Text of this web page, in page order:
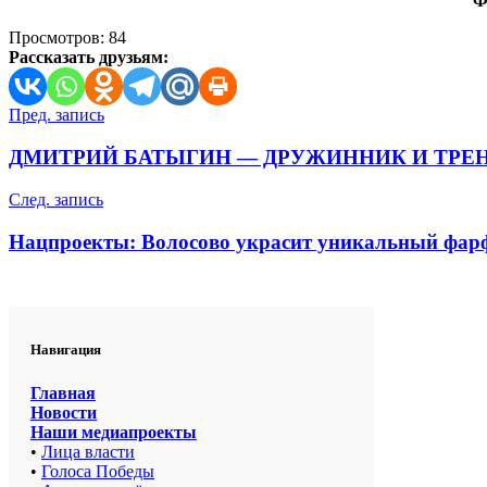
Просмотров: 84
Рассказать друзьям:
Навигация
по
записям
Пред. запись
ДМИТРИЙ БАТЫГИН — ДРУЖИННИК И
След. запись
Нацпроекты: Волосово украсит уникальный
Навигация
Главная
Новости
Наши медиапроекты
• Лица власти
• Голоса Победы